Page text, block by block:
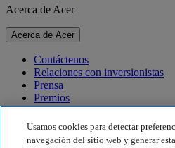
Acerca de Acer
Acerca de Acer
Contáctenos
Relaciones con inversionistas
Prensa
Premios
Eventos
Sostenibilidad
Usamos cookies para detectar
navegación del sitio web y generar